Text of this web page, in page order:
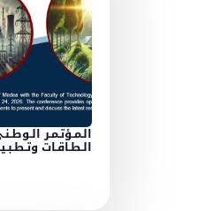
الـمـؤتـمـر
الـطـاقـات